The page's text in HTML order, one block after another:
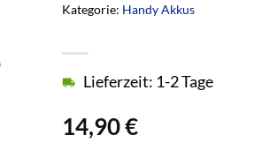
14,90€
Lieferzeit: 1-2 Tage
Kategorie: Handy Akkus